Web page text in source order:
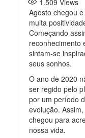
1.509 Views
Agosto chegou
muita
Começando
reconhecimento
sintam-se
seus sonhos.
O ano de 2020
ser regido pelo
por um período
evolução.
chegou para
nossa vida.